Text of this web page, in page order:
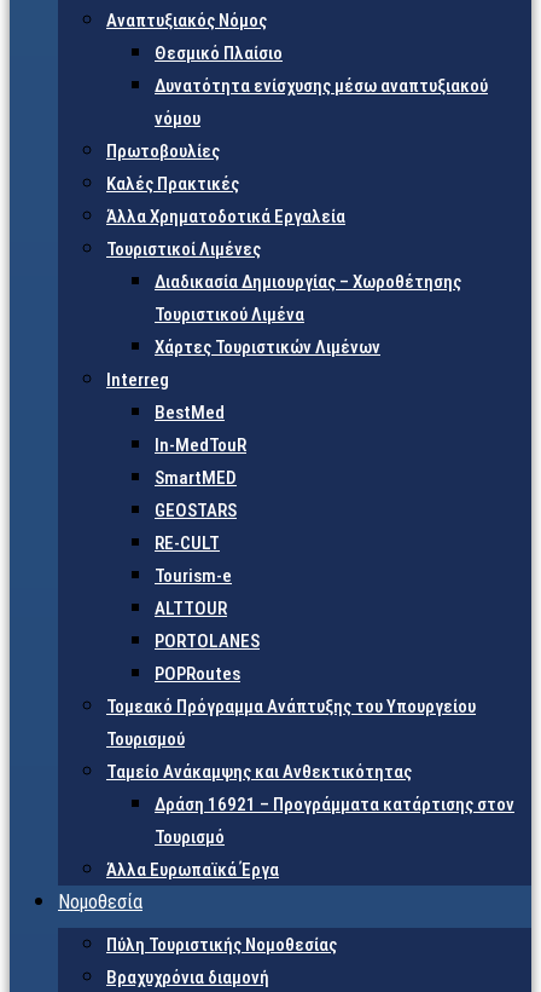
Αναπτυξιακός Νόμος
Θεσμικό Πλαίσιο
Δυνατότητα ενίσχυσης μέσω αναπτυξιακού
νόμου
Πρωτοβουλίες
Καλές Πρακτικές
Άλλα Χρηματοδοτικά Εργαλεία
Τουριστικοί Λιμένες
Διαδικασία Δημιουργίας – Χωροθέτησης
Τουριστικού Λιμένα
Χάρτες Τουριστικών Λιμένων
Interreg
BestMed
In-MedTouR
SmartMED
GEOSTARS
RE-CULT
Tourism-e
ALTTOUR
PORTOLANES
POPRoutes
Τομεακό Πρόγραμμα Ανάπτυξης του Υπουργείου
Τουρισμού
Ταμείο Ανάκαμψης και Ανθεκτικότητας
Δράση 16921 – Προγράμματα κατάρτισης στον
Τουρισμό
Άλλα Ευρωπαϊκά Έργα
Νομοθεσία
Πύλη Τουριστικής Νομοθεσίας
Βραχυχρόνια διαμονή